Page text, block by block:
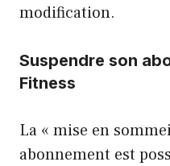
modification.
Suspendre son
Fitness
La « mise en
abonnement est